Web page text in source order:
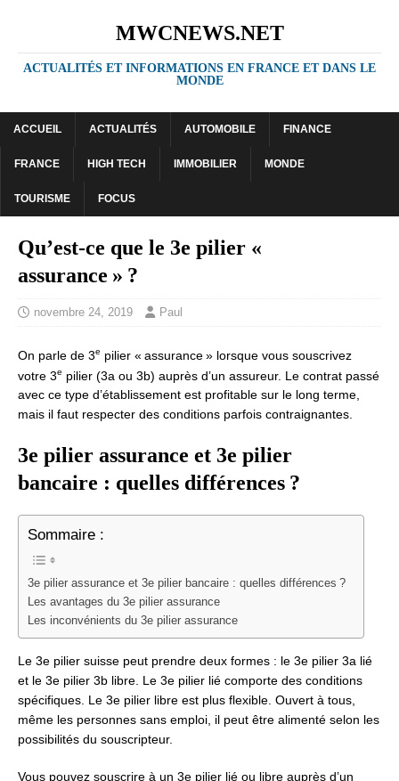
MWCNEWS.NET
ACTUALITÉS ET INFORMATIONS EN FRANCE ET DANS LE
MONDE
ACCUEIL ACTUALITÉS AUTOMOBILE FINANCE
FRANCE HIGH TECH IMMOBILIER MONDE
TOURISME FOCUS
Qu’est-ce que le 3e pilier «
assurance » ?
novembre 24, 2019 Paul
On parle de 3e pilier « assurance » lorsque vous souscrivez
votre 3e pilier (3a ou 3b) auprès d’un assureur. Le contrat passé
avec ce type d’établissement est profitable sur le long terme,
mais il faut respecter des conditions parfois contraignantes.
3e pilier assurance et 3e pilier
bancaire : quelles différences ?
Sommaire :
3e pilier assurance et 3e pilier bancaire : quelles différences ?
Les avantages du 3e pilier assurance
Les inconvénients du 3e pilier assurance
Le 3e pilier suisse peut prendre deux formes : le 3e pilier 3a lié
et le 3e pilier 3b libre. Le 3e pilier lié comporte des conditions
spécifiques. Le 3e pilier libre est plus flexible. Ouvert à tous,
même les personnes sans emploi, il peut être alimenté selon les
possibilités du souscripteur.
Vous pouvez souscrire à un 3e pilier lié ou libre auprès d’un